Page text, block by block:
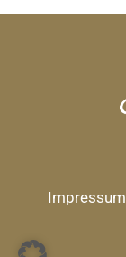
Impressum